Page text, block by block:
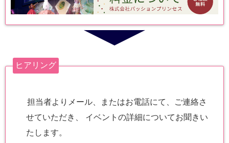
ヒアリング
担当者よりメール、またはお電話にて、ご連絡さ
せていただき、 イベントの詳細についてお聞きい
たします。